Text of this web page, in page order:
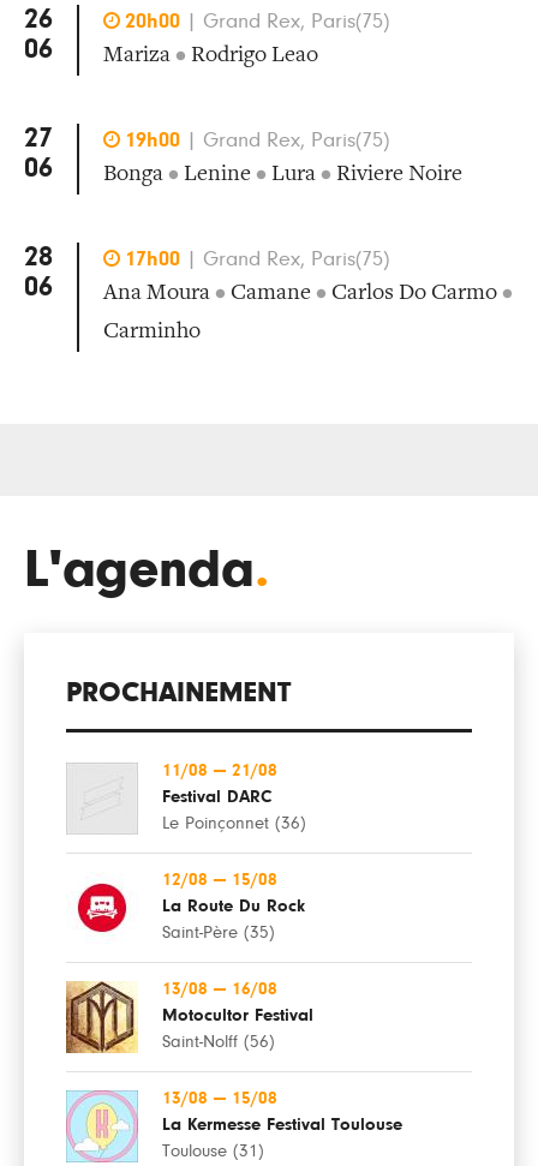
26
06
 20h00 Grand Rex, Paris(75)
Mariza • Rodrigo Leao
27
06
 19h00 Grand Rex, Paris(75)
Bonga • Lenine • Lura • Riviere Noire
28
06
 17h00 Grand Rex, Paris(75)
Ana Moura • Camane • Carlos Do Carmo •
Carminho
L'agenda.
PROCHAINEMENT
11/08 — 21/08
Festival DARC
Le Poinçonnet (36)
12/08 — 15/08
La Route Du Rock
Saint-Père (35)
13/08 — 16/08
Motocultor Festival
Saint-Nolff (56)
13/08 — 15/08
La Kermesse Festival Toulouse
Toulouse (31)